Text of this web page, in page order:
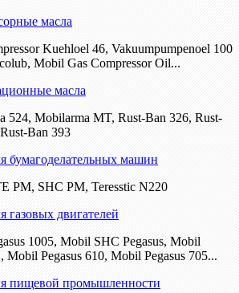
масла
Kuehloel 46, Vakuumpumpenoel 100
Mobil Gas Compressor Oil...
масла
524, Mobilarma MT, Rust-Ban 326, Rust-
Ban 393
бумагоделательных машин
РМ, SHC PM, Teresstic N220
газовых двигателей
1005, Mobil SHC Pegasus, Mobil
Mobil Pegasus 610, Mobil Pegasus 705...
пищевой промышленности